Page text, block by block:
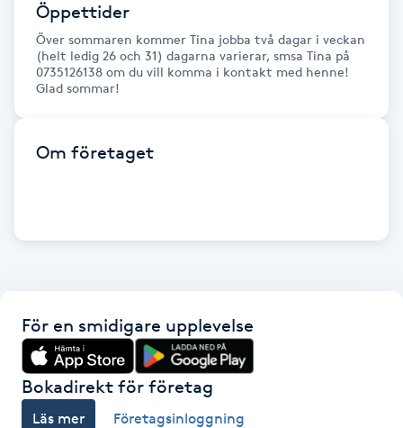
Fransrengöring
Frekvensterapi
Frisör
Färgning
Föning
Öppettider
Över sommaren kommer Tina jobba två dagar i veckan
(helt ledig 26 och 31) dagarna varierar, smsa Tina på
0735126138 om du vill komma i kontakt med henne!
Glad sommar!
Om företaget
För en smidigare upplevelse
Bokadirekt för företag
Läs mer Företagsinloggning